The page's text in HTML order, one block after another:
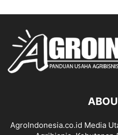
AgroIndonesia.co.id Media